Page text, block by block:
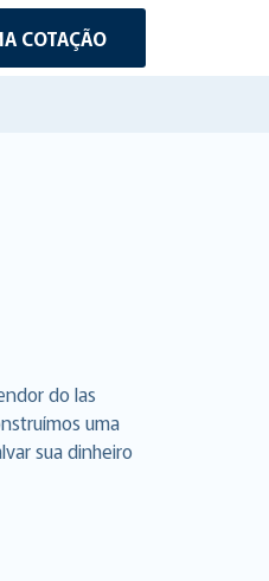
COTAÇÃO
do las
uma
sua dinheiro